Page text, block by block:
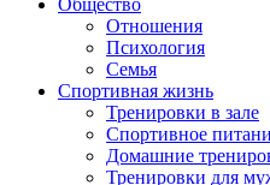
Общество
Отношения
Психология
Семья
Спортивная жизнь
Тренировки в зале
Спортивное
Домашние
Тренировки для